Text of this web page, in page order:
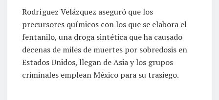
Rodríguez Velázquez aseguró que los
precursores químicos con los que se elabora el
fentanilo, una droga sintética que ha causado
decenas de miles de muertes por sobredosis en
Estados Unidos, llegan de Asia y los grupos
criminales emplean México para su trasiego.